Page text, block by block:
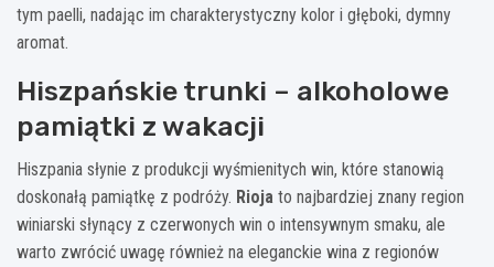
tym paelli, nadając im charakterystyczny kolor i głęboki, dymny
aromat.
Hiszpańskie trunki – alkoholowe
pamiątki z wakacji
Hiszpania słynie z produkcji wyśmienitych win, które stanowią
doskonałą pamiątkę z podróży. Rioja to najbardziej znany region
winiarski słynący z czerwonych win o intensywnym smaku, ale
warto zwrócić uwagę również na eleganckie wina z regionów